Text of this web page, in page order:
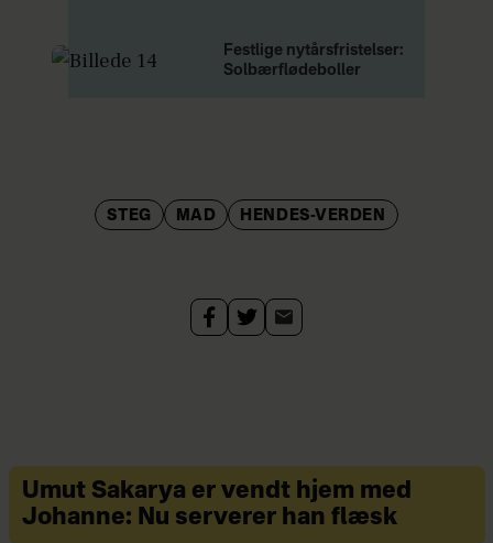
Festlige nytårsfristelser:
Solbærflødeboller
STEG MAD HENDES-VERDEN
Umut Sakarya er vendt hjem med
Johanne: Nu serverer han flæsk